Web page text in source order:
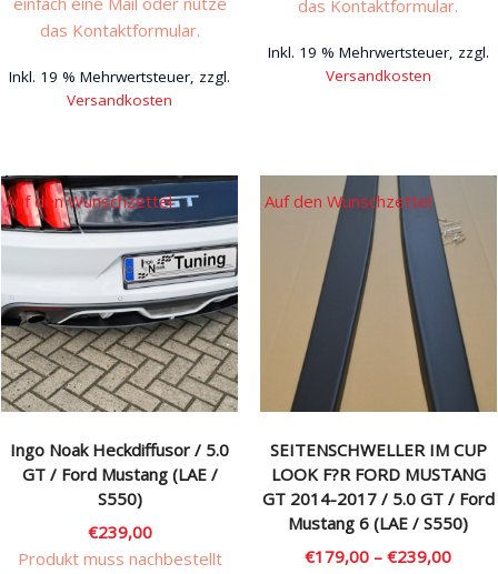
das Kontaktformular.
Inkl. 19 % Mehrwertsteuer, zzgl.
Versandkosten
das Kontaktformular.
Inkl. 19 % Mehrwertsteuer, zzgl.
Versandkosten
Ingo Noak Heckdiffusor / 5.0
GT / Ford Mustang (LAE /
S550)
€239,00
Produkt muss nachbestellt
Auf den Wunschzettel
SEITENSCHWELLER IM CUP
LOOK F?R FORD MUSTANG
GT 2014-2017 / 5.0 GT / Ford
Mustang 6 (LAE / S550)
€179,00 –€239,00
Auf den Wunschzettel